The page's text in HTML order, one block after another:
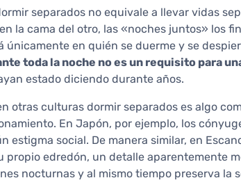
separados no equivale a llevar vidas
la cama del otro, las «noches juntos» los
únicamente en quién se duerme y se
toda la noche no es un requisito para
estado diciendo durante años.
otras culturas dormir separados es algo
En Japón, por ejemplo, los
estigma social. De manera similar, en
propio edredón, un detalle aparentemente
nocturnas y al mismo tiempo preserva la